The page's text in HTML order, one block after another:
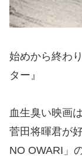
始めから終わ
ター』
血生臭い映画
菅田将暉君が
NO OWARI」